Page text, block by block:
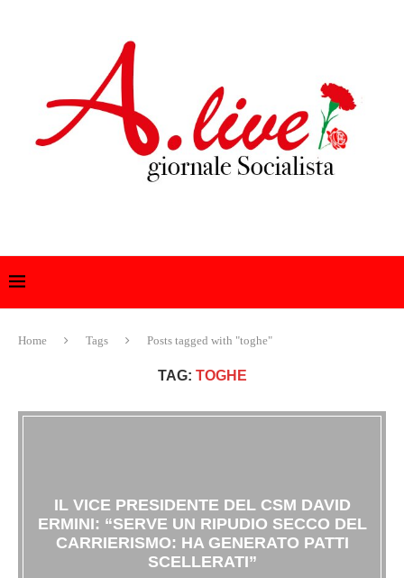
Home Tags Posts tagged with "toghe"
TAG: TOGHE
IL VICE PRESIDENTE DEL CSM DAVID
ERMINI: “SERVE UN RIPUDIO SECCO DEL
CARRIERISMO: HA GENERATO PATTI
SCELLERATI”